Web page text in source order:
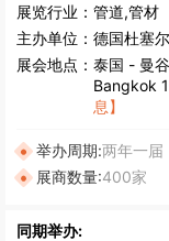
展览行业： 管道,管材
主办单位： 德国杜塞
展会地点： 泰国 - 曼谷
Bangkok
息】
举办周期:两年一届
展商数量:400家
同期举办: